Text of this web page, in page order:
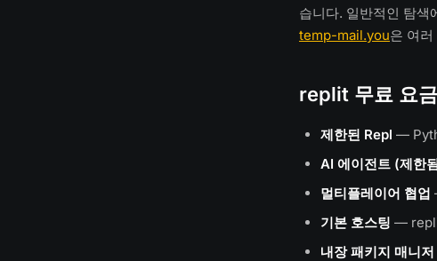
습니다. 일반적인 탐
temp-mail.you은 여
replit 무료 요
제한된 Repl —
AI 에이전트 (제한
멀티플레이어 협업
기본 호스팅 —
내장 패키지 매니저